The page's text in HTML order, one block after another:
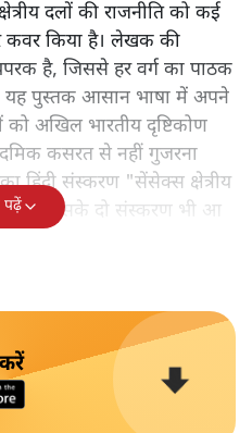
दलों की राजनीति को कई
किया है। लेखक की
है, जिससे हर वर्ग का पाठक
पुस्तक आसान भाषा में अपने
अखिल भारतीय दृष्टिकोण
कसरत से नहीं गुजरना
हिंदी संस्करण "सेंसेक्स क्षेत्रीय
है और उसके दो संस्करण भी आ